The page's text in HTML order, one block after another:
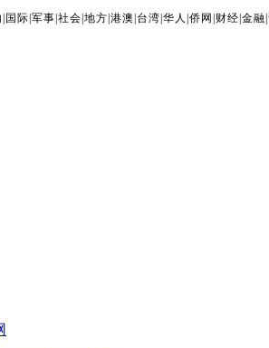
国际 |军事 |社会 |地方 |港澳 台湾 |华人 |侨网 财经 |金融 |